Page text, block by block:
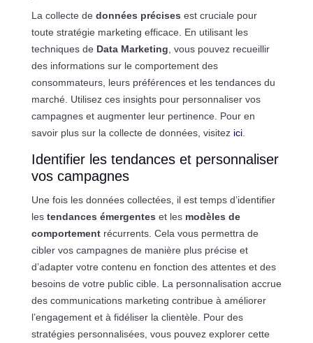
La collecte de données précises est cruciale pour
toute stratégie marketing efficace. En utilisant les
techniques de Data Marketing , vous pouvez recueillir
des informations sur le comportement des
consommateurs, leurs préférences et les tendances du
marché. Utilisez ces insights pour personnaliser vos
campagnes et augmenter leur pertinence. Pour en
savoir plus sur la collecte de données, visitez ici.
Identifier les tendances et personnaliser
vos campagnes
Une fois les données collectées, il est temps d’identifier
les tendances émergentes et les modèles de
comportementrécurrents. Cela vous permettra de
cibler vos campagnes de manière plus précise et
d’adapter votre contenu en fonction des attentes et des
besoins de votre public cible. La personnalisation accrue
des communications marketing contribue à améliorer
l’engagement et à fidéliser la clientèle. Pour des
stratégies personnalisées, vous pouvez explorer cette